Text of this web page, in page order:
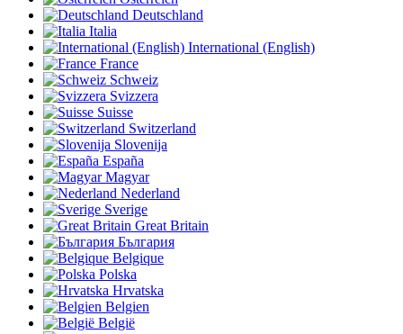
Deutschland
Italia
International (English)
France
Schweiz
Svizzera
Suisse
Switzerland
Slovenija
España
Magyar
Nederland
Sverige
Great Britain
България
Belgique
Polska
Hrvatska
Belgien
België